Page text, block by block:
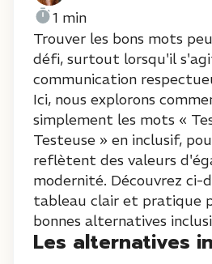
1 min
Trouver les bons mots
défi, surtout lorsqu'il
communication
Ici, nous explorons
simplement les mots «
Testeuse » en inclusif,
reflètent des valeurs
modernité. Découvrez ci-
tableau clair et pratique
bonnes alternatives
Les alternatives